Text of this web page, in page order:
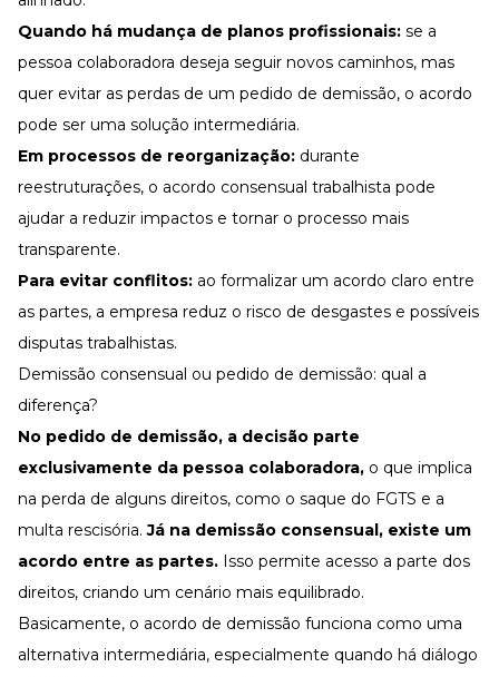
Quando há mudança de planos profissionais: se a
pessoa colaboradora deseja seguir novos caminhos, mas
quer evitar as perdas de um pedido de demissão, o acordo
pode ser uma solução intermediária.
Em processos de reorganização: durante
reestruturações, o acordo consensual trabalhista pode
ajudar a reduzir impactos e tornar o processo mais
transparente.
Para evitar conflitos: ao formalizar um acordo claro entre
as partes, a empresa reduz o risco de desgastes e possíveis
disputas trabalhistas.
Demissão consensual ou pedido de demissão: qual a
diferença?
No pedido de demissão, a decisão parte
exclusivamente da pessoa colaboradora, o que implica
na perda de alguns direitos, como o saque do FGTS e a
multa rescisória.Já na demissão consensual, existe um
acordo entre as partes. Isso permite acesso a parte dos
direitos, criando um cenário mais equilibrado.
Basicamente, o acordo de demissão funciona como uma
alternativa intermediária, especialmente quando há diálogo